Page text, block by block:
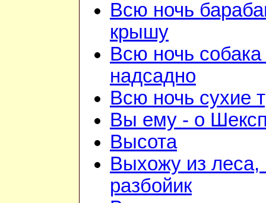
Всю ночь
крышу
Всю ночь
надсадно
Всю ночь сухие
Вы ему - о
Высота
Выхожу из леса,
разбойик